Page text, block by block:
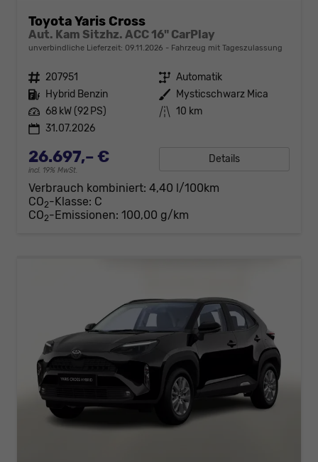
Toyota Yaris Cross
Aut. Kam Sitzhz. ACC 16" CarPlay
unverbindliche Lieferzeit: 09.11.2026 Fahrzeug mit Tageszulassung
Fahrzeugnr. 207951 Getriebe Automatik
Kraftstoff Hybrid Benzin Außenfarbe Mysticschwarz Mica
Leistung 68 kW (92 PS) Kilometerstand 10 km
31.07.2026
26.697,– €
incl. 19% MwSt.
Details
Verbrauch kombiniert: 4,40 l/100km
CO2-Klasse: C
CO2-Emissionen: 100,00 g/km